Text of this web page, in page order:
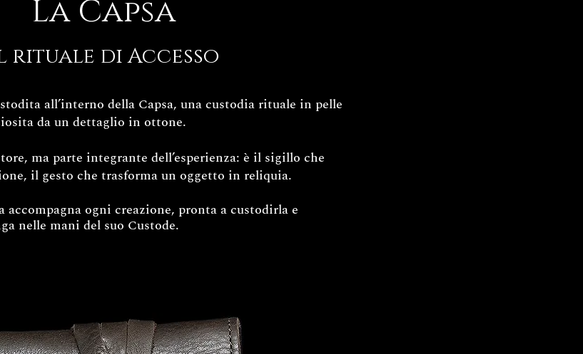
La Capsa
rituale di Accesso
all’interno della Capsa, una custodia rituale in pelle
da un dettaglio in ottone.
ma parte integrante dell’esperienza: è il sigillo che
il gesto che trasforma un oggetto in reliquia.
accompagna ogni creazione, pronta a custodirla e
nelle mani del suo Custode.